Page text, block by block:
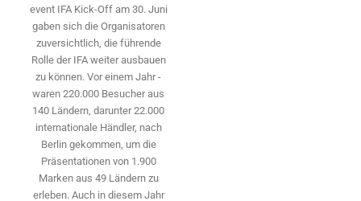
event IFA Kick-Off am 30. Juni
gaben sich die Organisatoren
zuversichtlich, die führende
Rolle der IFA weiter ausbauen
zu können. Vor einem Jahr ­
waren 220.000 Besucher aus
140 ­Ländern, ­darunter 22.000
internationale Händler, nach
Berlin gekommen, um die
Präsen­tationen von 1.900
Marken aus 49 Ländern zu
erleben. Auch in diesem Jahr